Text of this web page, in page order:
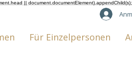
|| document.documentElement).appendChild(s);
Für Einzelpersonen